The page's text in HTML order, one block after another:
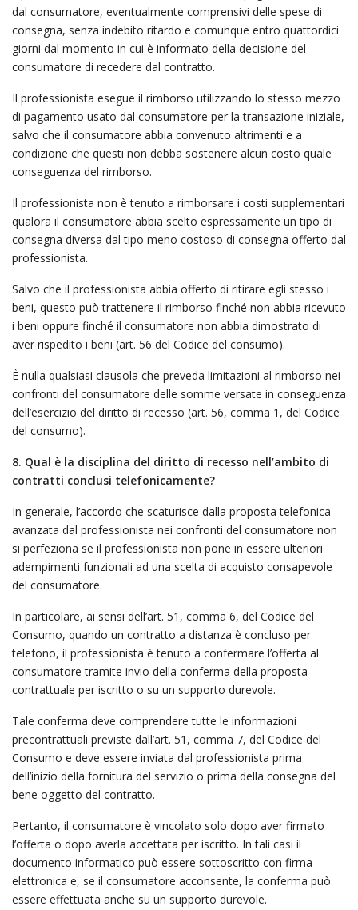
dal consumatore, eventualmente comprensivi delle spese di
consegna, senza indebito ritardo e comunque entro quattordici
giorni dal momento in cui è informato della decisione del
consumatore di recedere dal contratto.
Il professionista esegue il rimborso utilizzando lo stesso mezzo
di pagamento usato dal consumatore per la transazione iniziale,
salvo che il consumatore abbia convenuto altrimenti e a
condizione che questi non debba sostenere alcun costo quale
conseguenza del rimborso.
Il professionista non è tenuto a rimborsare i costi supplementari
qualora il consumatore abbia scelto espressamente un tipo di
consegna diversa dal tipo meno costoso di consegna offerto dal
professionista.
Salvo che il professionista abbia offerto di ritirare egli stesso i
beni, questo può trattenere il rimborso finché non abbia ricevuto
i beni oppure finché il consumatore non abbia dimostrato di
aver rispedito i beni (art. 56 del Codice del consumo).
È nulla qualsiasi clausola che preveda limitazioni al rimborso nei
confronti del consumatore delle somme versate in conseguenza
dell’esercizio del diritto di recesso (art. 56, comma 1, del Codice
del consumo).
8. Qual è la disciplina del diritto di recesso nell’ambito di
contratti conclusi telefonicamente?
In generale, l’accordo che scaturisce dalla proposta telefonica
avanzata dal professionista nei confronti del consumatore non
si perfeziona se il professionista non pone in essere ulteriori
adempimenti funzionali ad una scelta di acquisto consapevole
del consumatore.
In particolare, ai sensi dell’art. 51, comma 6, del Codice del
Consumo, quando un contratto a distanza è concluso per
telefono, il professionista è tenuto a confermare l’offerta al
consumatore tramite invio della conferma della proposta
contrattuale per iscritto o su un supporto durevole.
Tale conferma deve comprendere tutte le informazioni
precontrattuali previste dall’art. 51, comma 7, del Codice del
Consumo e deve essere inviata dal professionista prima
dell’inizio della fornitura del servizio o prima della consegna del
bene oggetto del contratto.
Pertanto, il consumatore è vincolato solo dopo aver firmato
l’offerta o dopo averla accettata per iscritto. In tali casi il
documento informatico può essere sottoscritto con firma
elettronica e, se il consumatore acconsente, la conferma può
essere effettuata anche su un supporto durevole.